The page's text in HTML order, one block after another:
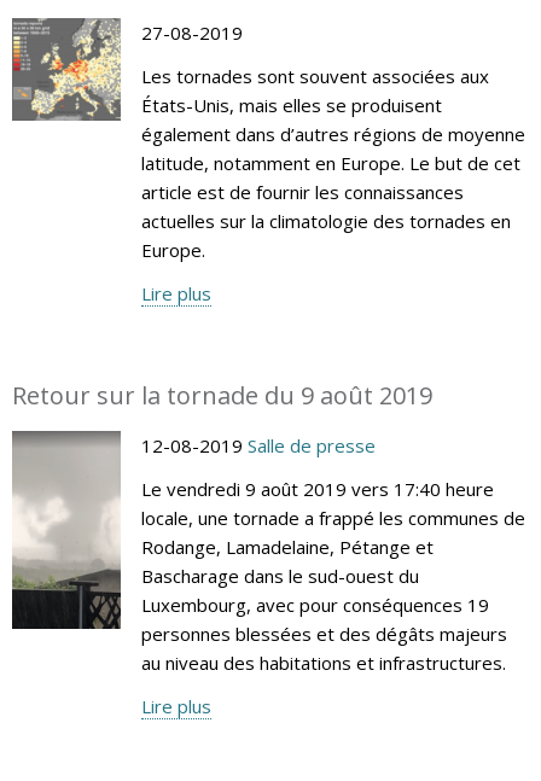
27-08-2019
Les tornades sont souvent associées aux
États-Unis, mais elles se produisent
également dans d’autres régions de moyenne
latitude, notamment en Europe. Le but de cet
article est de fournir les connaissances
actuelles sur la climatologie des tornades en
Europe.
Lire plus
Retour sur la tornade du 9 août 2019
12-08-2019 Salle de presse
Le vendredi 9 août 2019 vers 17:40 heure
locale, une tornade a frappé les communes de
Rodange, Lamadelaine, Pétange et
Bascharage dans le sud-ouest du
Luxembourg, avec pour conséquences 19
personnes blessées et des dégâts majeurs
au niveau des habitations et infrastructures.
Lire plus